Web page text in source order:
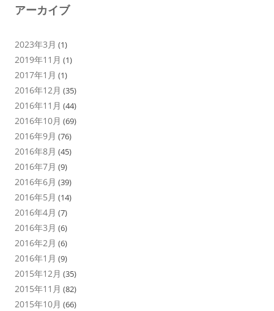
アーカイブ
2023年3月 (1)
2019年11月 (1)
2017年1月 (1)
2016年12月 (35)
2016年11月 (44)
2016年10月 (69)
2016年9月 (76)
2016年8月 (45)
2016年7月 (9)
2016年6月 (39)
2016年5月 (14)
2016年4月 (7)
2016年3月 (6)
2016年2月 (6)
2016年1月 (9)
2015年12月 (35)
2015年11月 (82)
2015年10月 (66)